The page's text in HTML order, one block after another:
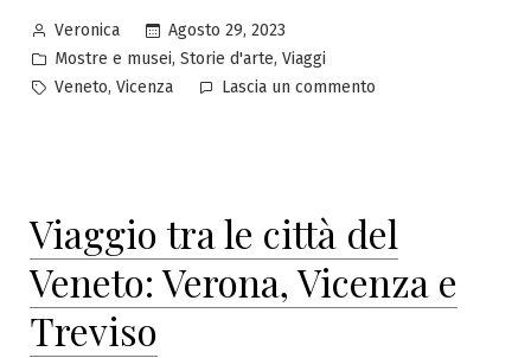
Pubblicato
da
Veronica
Agosto 29, 2023
Pubblicato
in
Mostre e musei, Storie d'arte, Viaggi
Tag:
Veneto, Vicenza Lascia un commento
esplorando
una
città
di
Viaggio tra le città del
Veneto: Verona, Vicenza e
Treviso